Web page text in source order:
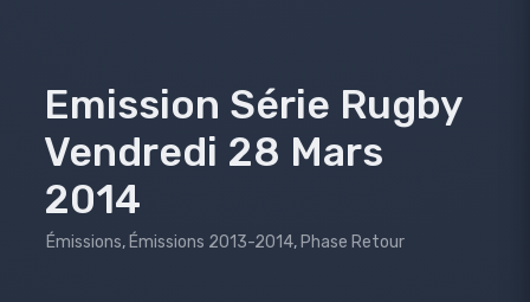
Emission Série Rugby
Vendredi 28 Mars
2014
Émissions, Émissions 2013-2014, Phase Retour